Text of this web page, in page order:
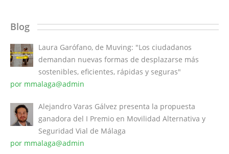
Blog
Laura Garófano, de Muving: "Los ciudadanos
demandan nuevas formas de desplazarse más
sostenibles, eficientes, rápidas y seguras"
por mmalaga@admin
Alejandro Varas Gálvez presenta la propuesta
ganadora del I Premio en Movilidad Alternativa y
Seguridad Vial de Málaga
por mmalaga@admin